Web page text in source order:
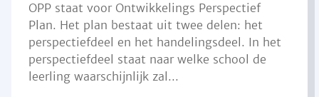
OPP staat voor Ontwikkelings Perspectief
Plan. Het plan bestaat uit twee delen: het
perspectiefdeel en het handelingsdeel. In het
perspectiefdeel staat naar welke school de
leerling waarschijnlijk zal...